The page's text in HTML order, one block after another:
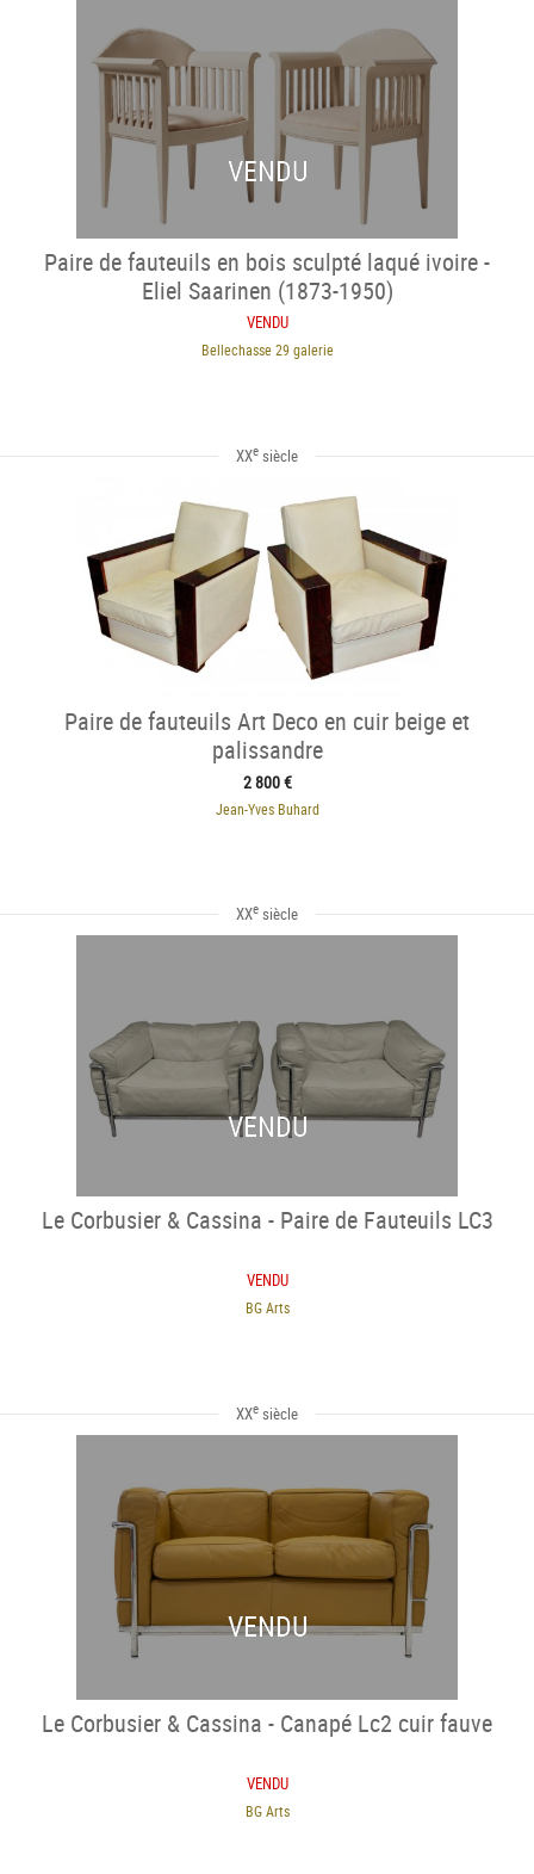
VENDU
Paire de fauteuils en bois sculpté laqué ivoire -
Eliel Saarinen (1873-1950)
VENDU
Bellechasse 29 galerie
XXe siècle
Paire de fauteuils Art Deco en cuir beige et
palissandre
2 800 €
Jean-Yves Buhard
XXe siècle
VENDU
Le Corbusier & Cassina - Paire de Fauteuils LC3
VENDU
BG Arts
XXe siècle
VENDU
Le Corbusier & Cassina - Canapé Lc2 cuir fauve
VENDU
BG Arts